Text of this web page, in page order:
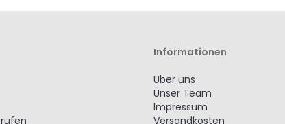
Informationen
Über uns
Unser Team
Impressum
Versandkosten